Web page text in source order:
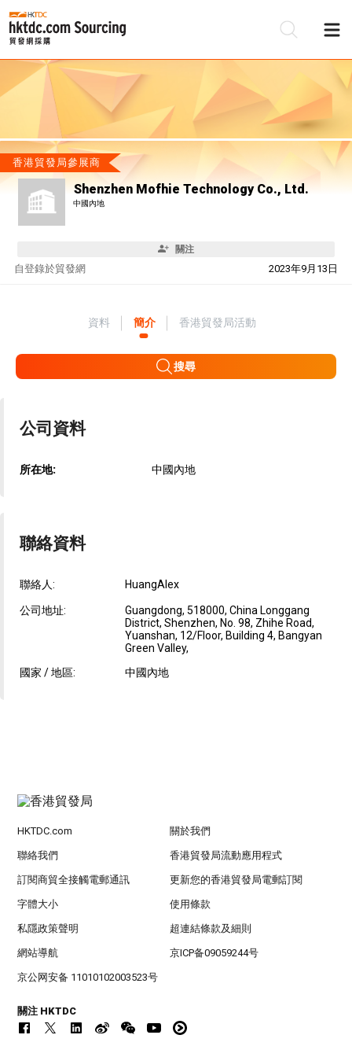
香港貿發局參展商
Shenzhen Mofhie Technology Co., Ltd.
中國內地
關注
自 2023年9月13日
登錄於貿發網
資料 簡介 香港貿發局活動
搜尋
公司資料
所在地: 中國內地
聯絡資料
聯絡人: HuangAlex
公司地址:
Guangdong, 518000, China Longgang
District, Shenzhen, No. 98, Zhihe Road,
Yuanshan, 12/Floor, Building 4, Bangyan
Green Valley,
國家 / 地區:
中國內地
HKTDC.com 關於我們
聯絡我們 香港貿發局流動應用程式
訂閱商貿全接觸電郵通訊 更新您的香港貿發局電郵訂閱
字體大小 使用條款
私隱政策聲明 超連結條款及細則
網站導航 京ICP备09059244号
京公网安备 11010102003523号
關注 HKTDC